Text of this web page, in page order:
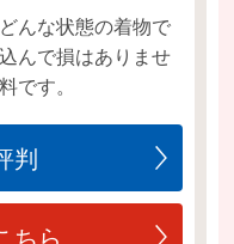
んな状態の着物で
んで損はありませ
です。
判
ちら